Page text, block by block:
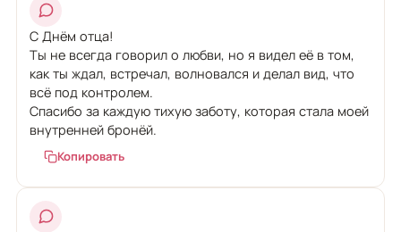
С Днём отца!
Ты не всегда говорил о любви, но я видел её в том,
как ты ждал, встречал, волновался и делал вид, что
всё под контролем.
Спасибо за каждую тихую заботу, которая стала моей
внутренней бронёй.
Копировать